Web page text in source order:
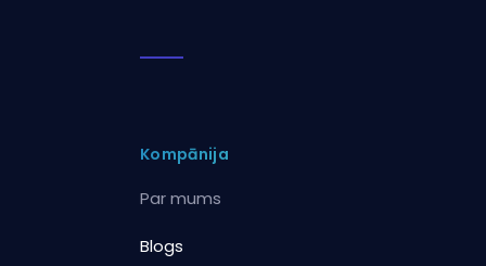
Kompānija
Par mums
Blogs